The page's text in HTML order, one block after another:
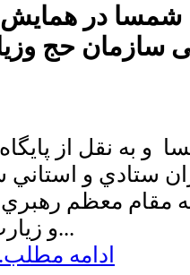
در همایش
سازمان حج
به نقل از
ستادي و استاني
مقام معظم
و زيارت و همچنين مديران...
ادامه